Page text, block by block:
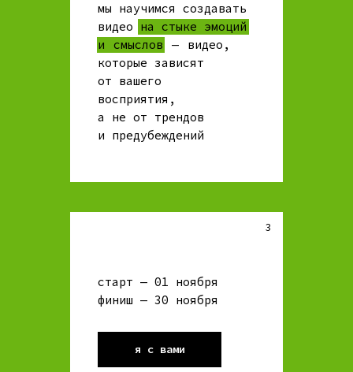
мы научимся создавать
видео на стыке эмоций
и⠀смыслов⠀—⠀видео,
которые зависят
от вашего
восприятия,
а не от трендов
и предубеждений
3
старт — 01 ноября
финиш — 30 ноября
я с вами